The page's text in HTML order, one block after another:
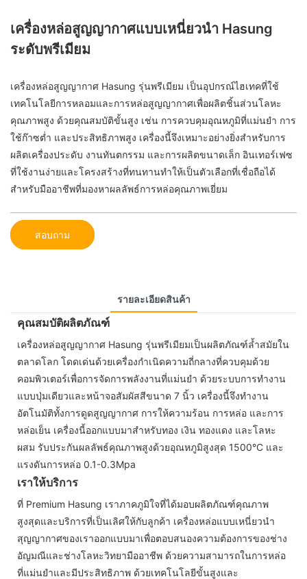
เครื่องหล่อสูญญากาศแบบเหนี่ยวนำ Hasung
ระดับพรีเมียม
เครื่องหล่อสูญญากาศ Hasung รุ่นพรีเมียม เป็นอุปกรณ์ไฮเทคที่ใช้
เทคโนโลยีการหลอมและการหล่อสูญญากาศเพื่อผลิตชิ้นส่วนโลหะ
คุณภาพสูง ด้วยคุณสมบัติขั้นสูง เช่น การควบคุมอุณหภูมิที่แม่นยำ การ
ใช้ก๊าซต่ำ และประสิทธิภาพสูง เครื่องนี้จึงเหมาะอย่างยิ่งสำหรับการ
ผลิตเครื่องประดับ งานทันตกรรม และการผลิตขนาดเล็ก อินเทอร์เฟซ
ที่ใช้งานง่ายและโครงสร้างที่ทนทานทำให้เป็นตัวเลือกที่เชื่อถือได้
สำหรับมืออาชีพที่มองหาผลลัพธ์การหล่อคุณภาพเยี่ยม
สอบถาม
รายละเอียดสินค้า
คุณสมบัติผลิตภัณฑ์
เครื่องหล่อสูญญากาศ Hasung รุ่นพรีเมียมเป็นผลิตภัณฑ์ล้ำสมัยใน
ตลาดโลก โดดเด่นด้วยเครื่องกำเนิดความถี่กลางที่ควบคุมด้วย
คอมพิวเตอร์เพื่อการจัดการพลังงานที่แม่นยำ ด้วยระบบการทำงาน
แบบปุ่มเดียวและหน้าจอสัมผัสสีขนาด 7 นิ้ว เครื่องนี้จึงทำงาน
อัตโนมัติทั้งการดูดสูญญากาศ การให้ความร้อน การหล่อ และการ
หล่อเย็น เครื่องนี้ออกแบบมาสำหรับทอง เงิน ทองแดง และโลหะ
ผสม รับประกันผลลัพธ์คุณภาพสูงด้วยอุณหภูมิสูงสุด 1500°C และ
แรงดันการหล่อ 0.1-0.3Mpa
เราให้บริการ
ที่ Premium Hasung เราภาคภูมิใจที่ได้มอบผลิตภัณฑ์คุณภาพ
สูงสุดและบริการที่เป็นเลิศให้กับลูกค้า เครื่องหล่อแบบเหนี่ยวนำ
สุญญากาศของเราออกแบบมาเพื่อตอบสนองความต้องการของช่าง
อัญมณีและช่างโลหะวิทยามืออาชีพ ด้วยความสามารถในการหล่อ
ที่แม่นยำและมีประสิทธิภาพ ด้วยเทคโนโลยีขั้นสูงและ